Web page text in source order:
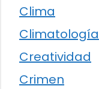
Clima
Climatología
Creatividad
Crimen